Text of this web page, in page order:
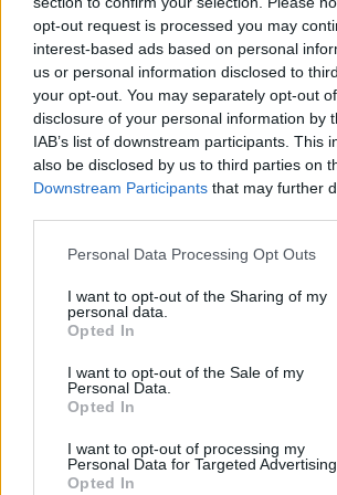
opt-out request is processed you may
interest-based ads based on personal
us or personal information disclosed to
your opt-out. You may separately opt-out
disclosure of your personal information by
IAB’s list of downstream participants. This
also be disclosed by us to third parties on
Downstream Participants that may further
Personal Data Processing Opt Outs
I want to opt-out of the Sharing of my
personal data.
Opted In
I want to opt-out of the Sale of my
Personal Data.
Opted In
I want to opt-out of processing my
Personal Data for Targeted Advertising.
Opted In